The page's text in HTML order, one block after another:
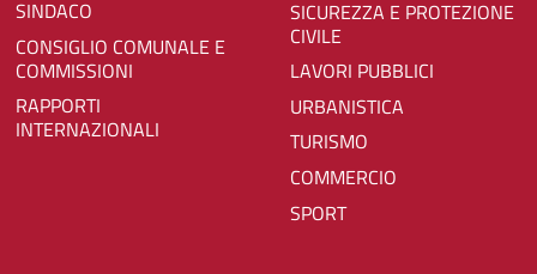
SINDACO
CONSIGLIO COMUNALE E
COMMISSIONI
RAPPORTI
INTERNAZIONALI
SICUREZZA E PROTEZIONE
CIVILE
LAVORI PUBBLICI
URBANISTICA
TURISMO
COMMERCIO
SPORT